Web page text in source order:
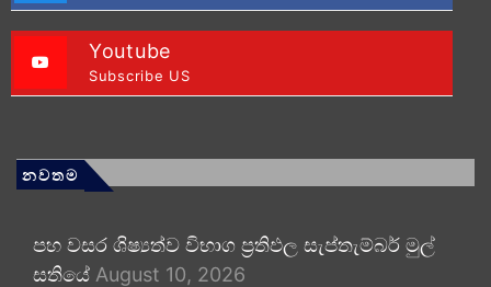
Youtube
Subscribe US
නවතම
පහ වසර ශිෂ්‍යත්ව විභාග ප්‍රතිඵල සැප්තැම්බර් මුල්
සතියේ August 10, 2026